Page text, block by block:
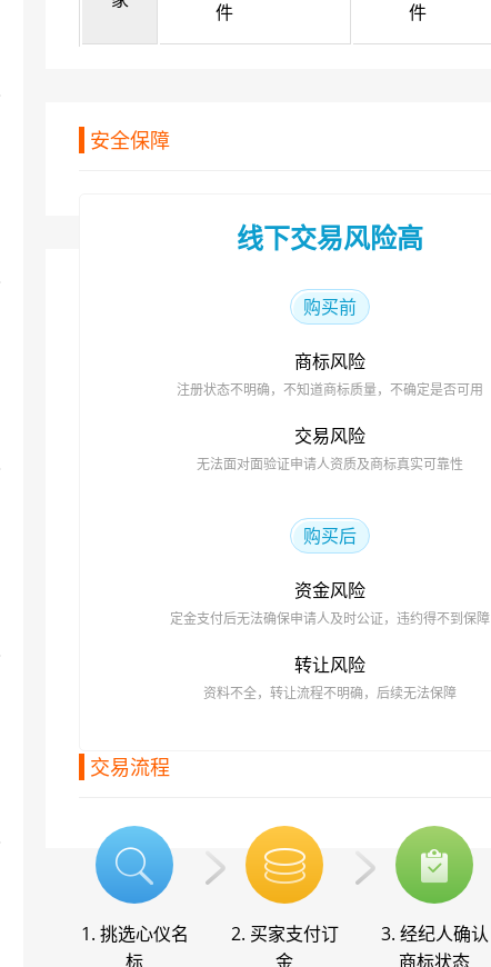
件
件
安全保障
线下交易风险高
购买前
商标风险
注册状态不明确，不知道商标质量，不确定是否可用
交易风险
无法面对面验证申请人资质及商标真实可靠性
购买后
资金风险
定金支付后无法确保申请人及时公证，违约得不到保障
转让风险
资料不全，转让流程不明确，后续无法保障
交易流程
1. 挑选心仪名
标
2. 买家支付订
金
3. 经纪人确认
商标状态